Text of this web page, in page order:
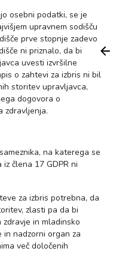
osebni podatki, se je
upravnem sodišču
prve stopnje zadevo
ni priznalo, da bi
uvesti izvršilne
o zahtevi za izbris ni bil
storitev upravljavca,
dogovora o
zdravljenja.
na katerega se
člena 17 GDPR ni
za izbris potrebna, da
zlasti pa da bi
in mladinsko
nadzorni organ za
več določenih